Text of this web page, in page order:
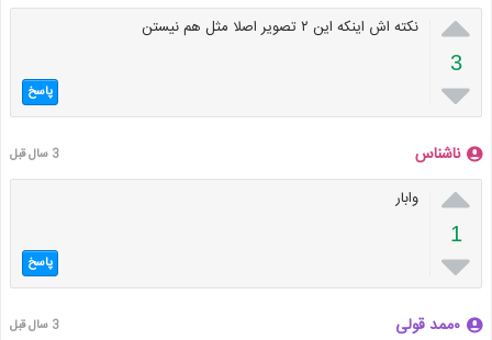

3

نکته اش اینکه این ۲ تصویر اصلا مثل هم نیستن
پاسخ
ناشناس 3 سال قبل

1

وابار
پاسخ
۰ممد قولی 3 سال قبل